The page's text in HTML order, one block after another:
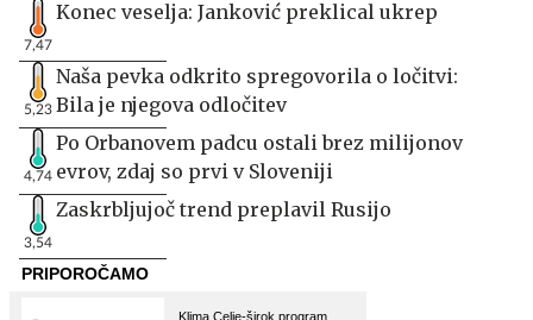
7,47
Konec veselja: Janković preklical ukrep
5,23
Naša pevka odkrito spregovorila o ločitvi:
Bila je njegova odločitev
4,74
Po Orbanovem padcu ostali brez milijonov
evrov, zdaj so prvi v Sloveniji
3,54
Zaskrbljujoč trend preplavil Rusijo